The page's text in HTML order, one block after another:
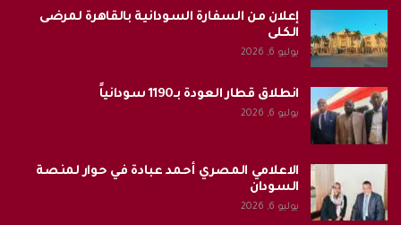
إعلان من السفارة السودانية بالقاهرة لمرضى
الكلى
يوليو 6, 2026
انطلاق قطار العودة بـ1190 سودانياً
يوليو 6, 2026
الاعلامي المصري أحمد عبادة في حوار لمنصة
السودان
يوليو 6, 2026